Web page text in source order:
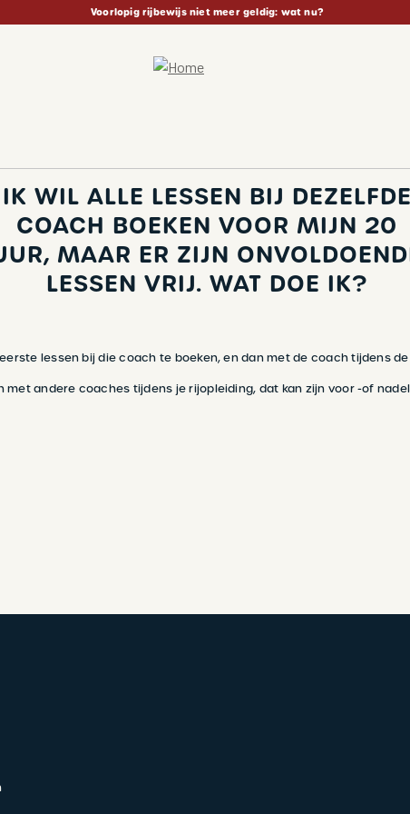
Voorlopig rijbewijs niet meer geldig: wat nu?
IK WIL ALLE LESSEN BIJ DEZELFDE
COACH BOEKEN VOOR MIJN 20
MAAR ER ZIJN
LESSEN VRIJ. WAT DOE IK?
lessen bij die coach te boeken, en dan met de coach tijdens
met andere coaches tijdens je rijopleiding, dat kan zijn voor -of